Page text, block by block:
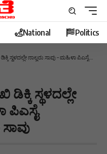
National Politics
ನಾಲ್ವರು ಸಾವು – ಮಹಿಳಾ ಪಿಎಸೈ ಕುಟುಂಬದವರ ಧಾರಣ ಸಾವು
ಸ್ಥಳದಲ್ಲೇ
ಪಿಎಸೈ